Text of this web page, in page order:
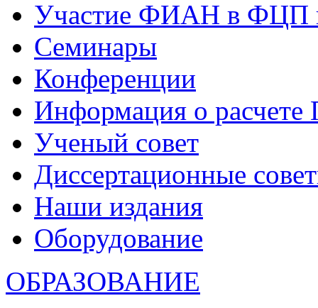
Участие ФИАН в ФЦП
Семинары
Конференции
Информация о
Ученый совет
Диссертационные
Наши издания
Оборудование
ОБРАЗОВАНИЕ